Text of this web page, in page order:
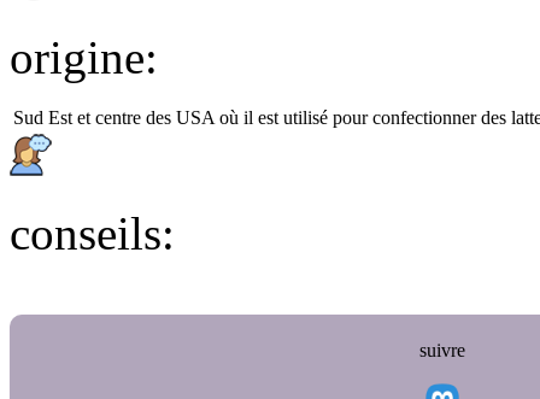
origine:
Sud Est et centre des USA où il est utilisé pour confectionner des
conseils:
suivre